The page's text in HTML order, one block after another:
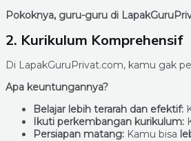
Pokoknya, guru-guru di
2. Kurikulum Komprehensif
Di LapakGuruPrivat.com, kamu gak
Apa keuntungannya?
Belajar lebih terarah dan efektif:
Ikuti perkembangan kurikulum:
Persiapan matang: Kamu bisa